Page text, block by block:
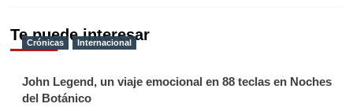
Te puede interesar
Crónicas Internacional
John Legend, un viaje emocional en 88 teclas en Noches
del Botánico